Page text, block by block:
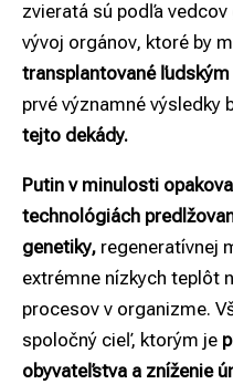
zvieratá sú podľa
vývoj orgánov, ktoré by
transplantované
prvé významné výsledky
tejto dekády.
Putin v minulosti
technológiách
genetiky, regeneratívnej
extrémne nízkych teplôt
procesov v organizme.
spoločný cieľ, ktorým je
obyvateľstva a zníženie